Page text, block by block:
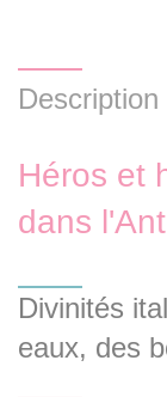
Description
Héros et
dans
Divinités
eaux, des